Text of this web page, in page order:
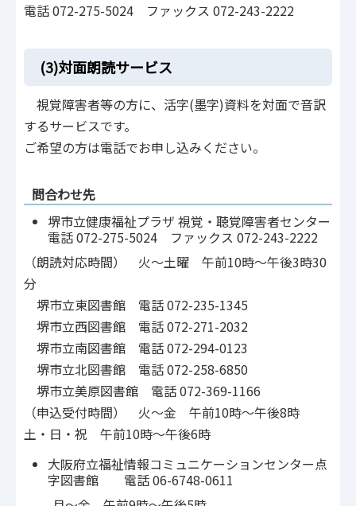
電話 072-275-5024 ファックス 072-243-2222
(3)対面朗読サービス
視覚障害者等の方に、活字(墨字)資料を対面で音訳
するサービスです。
ご希望の方は電話でお申し込みください。
問合わせ先
堺市立健康福祉プラザ 視覚・聴覚障害者センター
電話 072-275-5024 ファックス 072-243-2222
（朗読対応時間） 火～土曜 午前10時～午後3時30
分
堺市立東図書館 電話 072-235-1345
堺市立西図書館 電話 072-271-2032
堺市立南図書館 電話 072-294-0123
堺市立北図書館 電話 072-258-6850
堺市立美原図書館 電話 072-369-1166
（申込受付時間） 火～金 午前10時～午後8時
土・日・祝 午前10時～午後6時
大阪府立福祉情報コミュニケーションセンター点
字図書館 電話 06-6748-0611